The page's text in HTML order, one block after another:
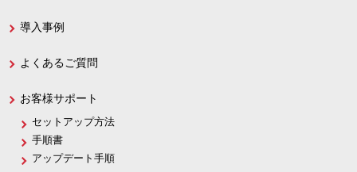
導入事例
よくあるご質問
お客様サポート
セットアップ方法
手順書
アップデート手順